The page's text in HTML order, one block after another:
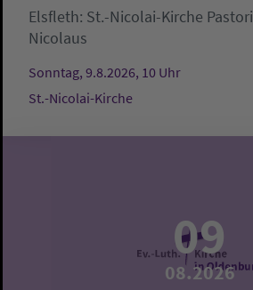
Elsfleth: St.-Nicolai-Kirche
Nicolaus
Sonntag, 9.8.2026, 10 Uhr
St.-Nicolai-Kirche
09
08.2026